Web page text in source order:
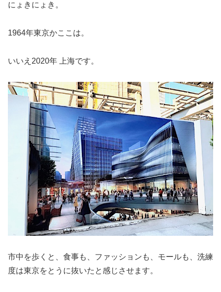
にょきにょき。
1964年東京かここは。
いいえ2020年 上海です。
市中を歩くと、食事も、ファッションも、モールも、洗練
度は東京をとうに抜いたと感じさせます。